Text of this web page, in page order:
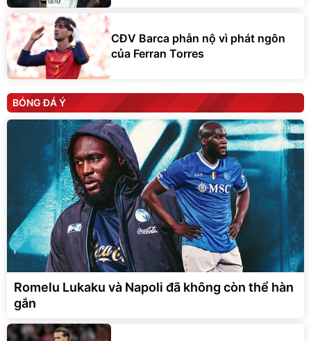
CĐV Barca phẫn nộ vì phát ngôn
của Ferran Torres
BÓNG ĐÁ Ý
Romelu Lukaku và Napoli đã không còn thể hàn
gắn